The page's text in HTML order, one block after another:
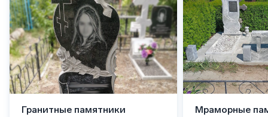
Гранитные памятники Мраморные